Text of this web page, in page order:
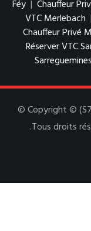
Féy | Chauffeur
VTC Merlebach |
Chauffeur Privé
Réserver VTC
Sarreguemines
© Copyright ©
.Tous droits